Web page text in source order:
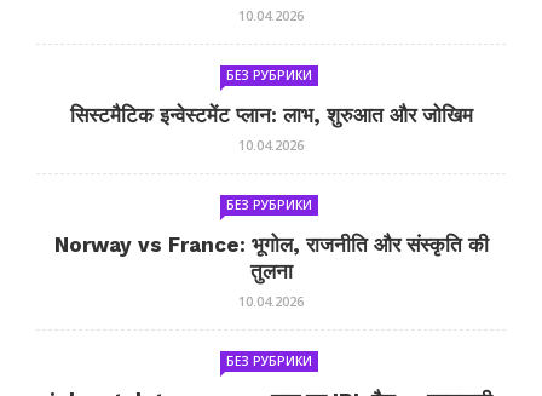
10.04.2026
БЕЗ РУБРИКИ
सिस्टमैटिक इन्वेस्टमेंट प्लान: लाभ, शुरुआत और जोखिम
10.04.2026
БЕЗ РУБРИКИ
Norway vs France: भूगोल, राजनीति और संस्कृति की
तुलना
10.04.2026
БЕЗ РУБРИКИ